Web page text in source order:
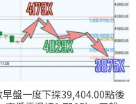
盤一度下探39,404.00點後